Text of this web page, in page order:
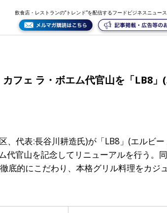
飲食店・レストランの“トレンド”を配信するフードビジネスニュー
フェ ラ・ボエム代官山を「LB8
、代表:長谷川耕造氏)が「LB8」(エルビ
代官山を記念してリニューアルを行う。
底的にこだわり、本格グリル料理をカジ